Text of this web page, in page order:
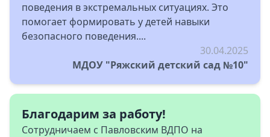
поведения в экстремальных ситуациях. Это
помогает формировать у детей навыки
безопасного поведения....
30.04.2025
МДОУ "Ряжский детский сад №10"
Благодарим за работу!
Сотрудничаем с Павловским ВДПО на